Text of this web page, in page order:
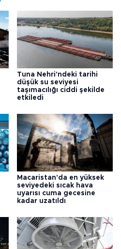
Tuna Nehri'ndeki tarihi
düşük su seviyesi
taşımacılığı ciddi şekilde
etkiledi
Macaristan'da en yüksek
seviyedeki sıcak hava
uyarısı cuma gecesine
kadar uzatıldı